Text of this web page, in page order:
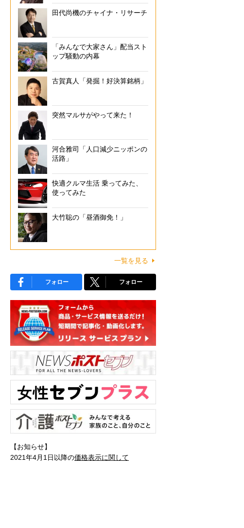
田代尚機のチャイナ・リサーチ
「みんなで大家さん」配当スト
ップ騒動の内幕
古賀真人「発掘！好決算銘柄」
突然マルサがやって来た！
河合雅司「人口減少ニッポンの
活路」
快適クルマ生活 乗ってみた、
使ってみた
大竹聡の「昼酒御免！」
一覧を見る
フォロー フォロー
【お知らせ】
2021年4月1日以降の価格表示に関して